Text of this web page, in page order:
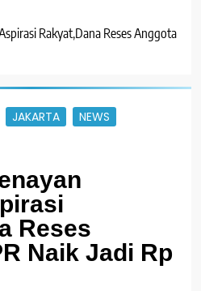
Rakyat,Dana Reses Anggota
JAKARTA
NEWS
Reses
Naik Jadi Rp